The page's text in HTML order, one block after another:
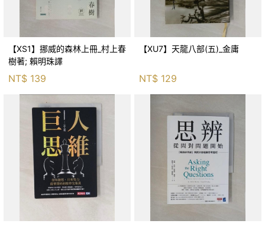
【XS1】挪威的森林上冊_村上春
樹著; 賴明珠譯
NT$ 139
【XU7】天龍八部(五)_金庸
NT$ 129